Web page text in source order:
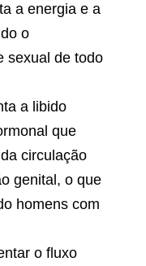
a energia e a
o
sexual de todo
a libido
que
circulação
genital, o que
homens com
o fluxo